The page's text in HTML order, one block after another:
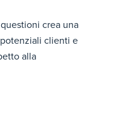
crea una
clienti e
alla